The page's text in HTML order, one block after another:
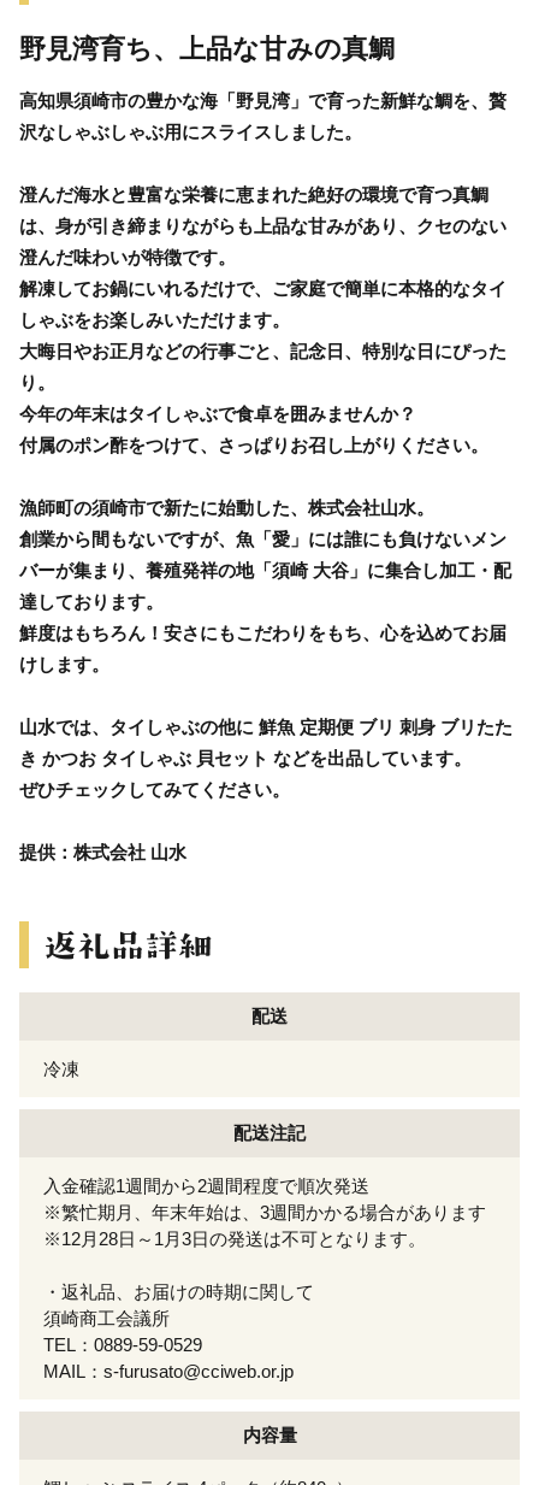
野見湾育ち、上品な甘みの真鯛
高知県須崎市の豊かな海「野見湾」で育った新鮮な鯛を、贅
沢なしゃぶしゃぶ用にスライスしました。
澄んだ海水と豊富な栄養に恵まれた絶好の環境で育つ真鯛
は、身が引き締まりながらも上品な甘みがあり、クセのない
澄んだ味わいが特徴です。
解凍してお鍋にいれるだけで、ご家庭で簡単に本格的なタイ
しゃぶをお楽しみいただけます。
大晦日やお正月などの行事ごと、記念日、特別な日にぴった
り。
今年の年末はタイしゃぶで食卓を囲みませんか？
付属のポン酢をつけて、さっぱりお召し上がりください。
漁師町の須崎市で新たに始動した、株式会社山水。
創業から間もないですが、魚「愛」には誰にも負けないメン
バーが集まり、養殖発祥の地「須崎 大谷」に集合し加工・配
達しております。
鮮度はもちろん！安さにもこだわりをもち、心を込めてお届
けします。
山水では、タイしゃぶの他に 鮮魚 定期便 ブリ 刺身 ブリたた
き かつお タイしゃぶ 貝セット などを出品しています。
ぜひチェックしてみてください。
提供：株式会社 山水
配送
冷凍
配送注記
入金確認1週間から2週間程度で順次発送
※繁忙期月、年末年始は、3週間かかる場合があります
※12月28日～1月3日の発送は不可となります。
・返礼品、お届けの時期に関して
須崎商工会議所
TEL：0889-59-0529
MAIL：s-furusato@cciweb.or.jp
内容量